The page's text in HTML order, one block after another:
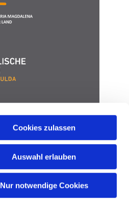
Cookies zulassen
Auswahl erlauben
Nur notwendige Cookies